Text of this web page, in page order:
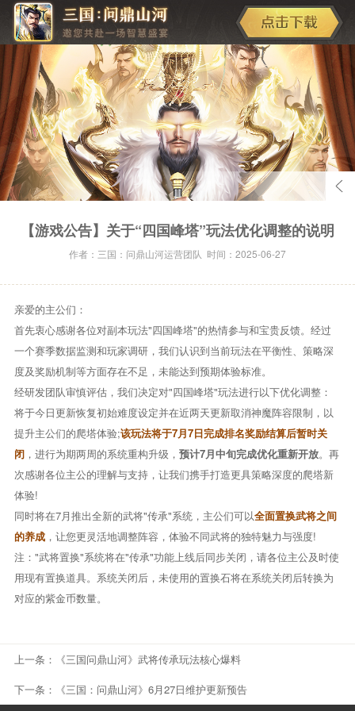
【游戏公告】关于“四国峰塔”玩法优化调整的说明
作者：三国：问鼎山河运营团队 时间：2025-06-27
亲爱的主公们：
首先衷心感谢各位对副本玩法"四国峰塔"的热情参与和宝贵反馈。经过
一个赛季数据监测和玩家调研，我们认识到当前玩法在平衡性、策略深
度及奖励机制等方面存在不足，未能达到预期体验标准。
经研发团队审慎评估，我们决定对"四国峰塔"玩法进行以下优化调整：
将于今日更新恢复初始难度设定并在近两天更新取消神魔阵容限制，以
提升主公们的爬塔体验;该玩法将于7月7日完成排名奖励结算后暂时关
闭，进行为期两周的系统重构升级， 预计7月中旬完成优化重新开放。再
次感谢各位主公的理解与支持，让我们携手打造更具策略深度的爬塔新
体验!
同时将在7月推出全新的武将"传承"系统，主公们可以全面置换武将之间
的养成，让您更灵活地调整阵容，体验不同武将的独特魅力与强度!
注："武将置换"系统将在"传承"功能上线后同步关闭，请各位主公及时使
用现有置换道具。系统关闭后，未使用的置换石将在系统关闭后转换为
对应的紫金币数量。
上一条：
《三国问鼎山河》武将传承玩法核心爆料
下一条：
《三国：问鼎山河》6月27日维护更新预告